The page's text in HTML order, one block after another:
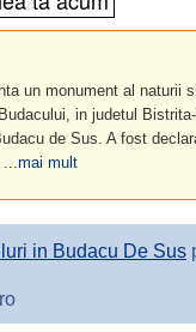
un monument al naturii
in judetul
de Sus. A fost
...mai mult
in Budacu De Sus